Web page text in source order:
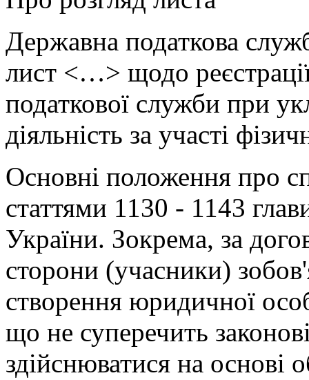
Державна податкова
лист <…> щодо
податкової служби при
діяльність за участі
Основні положення про
статтями 1130 - 1143
України. Зокрема, за
сторони (учасники)
створення юридичної
що не суперечить
здійснюватися на основі